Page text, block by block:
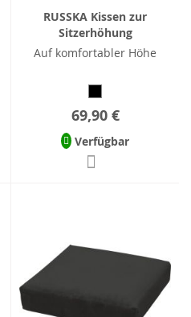
RUSSKA Kissen zur
Sitzerhöhung
Auf komfortabler Höhe
69,90 €
Verfügbar